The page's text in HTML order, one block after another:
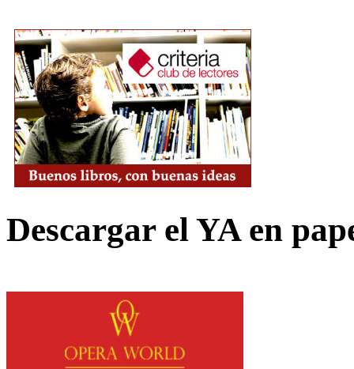
Descargar el YA en